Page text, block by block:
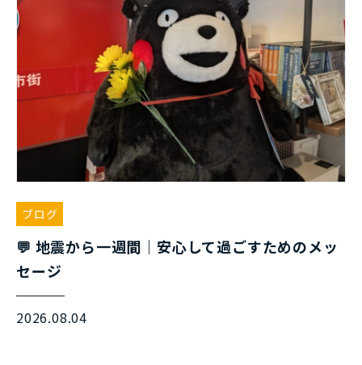
ブログ
💬 地震から一週間｜安心して過ごすためのメッ
セージ
2026.08.04